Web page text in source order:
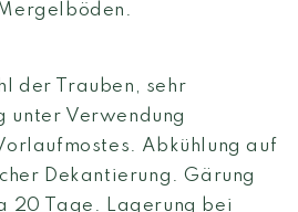
der Trauben, sehr
unter Verwendung
Abkühlung auf
Dekantierung. Gärung
20 Tage. Lagerung bei